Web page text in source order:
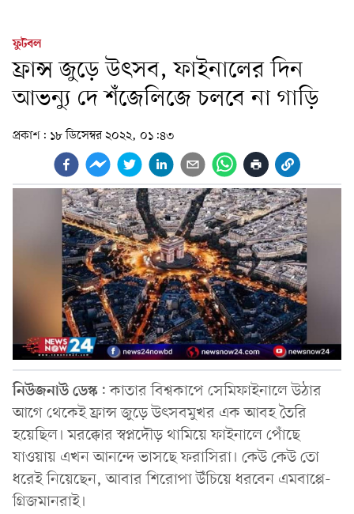
ফুটবল
ফ্রান্স জুড়ে উৎসব, ফাইনালের দিন
আভন্যু দে শঁজেলিজে চলবে না গাড়ি
প্রকাশ: ১৮ ডিসেম্বর ২০২২, ০১:৪৩
নিউজনাউডেস্ক : কাতার বিশ্বকাপে সেমিফাইনালে উঠার
আগে থেকেই ফ্রান্স জুড়ে উৎসবমুখর এক আবহ তৈরি
হয়েছিল। মরক্কোর স্বপ্নদৌড় থামিয়ে ফাইনালে পোঁছে
যাওয়ায় এখন আনন্দে ভাসছে ফরাসিরা। কেউ কেউ তো
ধরেই নিয়েছেন, আবার শিরোপা উঁচিয়ে ধরবেন এমবাপ্পে-
গ্রিজমানরাই।